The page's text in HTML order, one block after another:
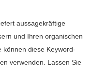
aussagekräftige
und Ihren organischen
können diese Keyword-
verwenden. Lassen Sie